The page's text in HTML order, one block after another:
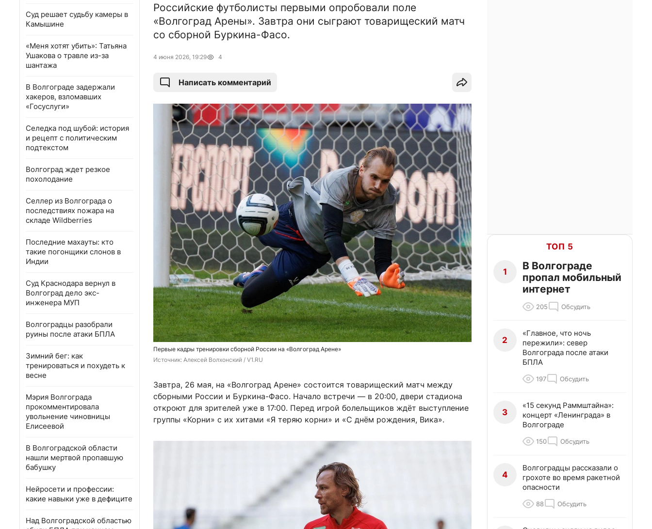
Суд решает судьбу камеры в
Камышине
«Меня хотят убить»: Татьяна
Ушакова о травле из-за
шантажа
В Волгограде задержали
хакеров, взломавших
«Госуслуги»
Селедка под шубой: история
и рецепт с политическим
подтекстом
Волгоград ждет резкое
похолодание
Селлер из Волгограда о
последствиях пожара на
складе Wildberries
Последние махауты: кто
такие погонщики слонов в
Индии
Суд Краснодара вернул в
Волгоград дело экс-
инженера МУП
Волгоградцы разобрали
руины после атаки БПЛА
Зимний бег: как
тренироваться и похудеть к
весне
Мэрия Волгограда
прокомментировала
увольнение чиновницы
Елисеевой
В Волгоградской области
нашли мертвой пропавшую
бабушку
Нейросети и профессии:
какие навыки уже в дефиците
Над Волгоградской областью
Российские футболисты первыми опробовали поле
«Волгоград Арены». Завтра они сыграют товарищеский матч
со сборной Буркина-Фасо.
4 июня 2026, 19:29 4
Написать комментарий
Первые кадры тренировки сборной России на «Волгоград Арене»
Источник: Алексей Волхонский / V1.RU
Завтра, 26 мая, на «Волгоград Арене» состоится товарищеский матч между
сборными России и Буркина-Фасо. Начало встречи — в 20:00, двери стадиона
откроют для зрителей уже в 17:00. Перед игрой болельщиков ждёт выступление
группы «Корни» с их хитами «Я теряю корни» и «С днём рождения, Вика».
ТОП 5
1
В Волгограде
пропал мобильный
интернет
205 Обсудить
2
«Главное, что ночь
пережили»: север
Волгограда после атаки
БПЛА
197 Обсудить
3
«15 секунд Раммштайна»:
концерт «Ленинграда» в
Волгограде
150 Обсудить
4
Волгоградцы рассказали о
грохоте во время ракетной
опасности
88 Обсудить